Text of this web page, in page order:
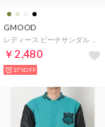
GMOOD
￥2,480
37%OFF